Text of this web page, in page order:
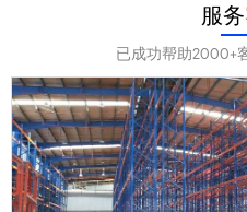
服务
已成功帮助2000+